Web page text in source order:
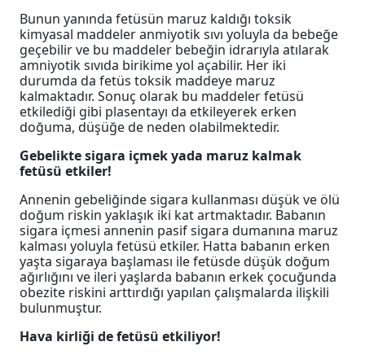
Bunun yanında fetüsün maruz kaldığı toksik
kimyasal maddeler anmiyotik sıvı yoluyla da bebeğe
geçebilir ve bu maddeler bebeğin idrarıyla atılarak
amniyotik sıvıda birikime yol açabilir. Her iki
durumda da fetüs toksik maddeye maruz
kalmaktadır. Sonuç olarak bu maddeler fetüsü
etkilediği gibi plasentayı da etkileyerek erken
doğuma, düşüğe de neden olabilmektedir.
Gebelikte sigara içmek yada maruz kalmak
fetüsü etkiler!
Annenin gebeliğinde sigara kullanması düşük ve ölü
doğum riskin yaklaşık iki kat artmaktadır. Babanın
sigara içmesi annenin pasif sigara dumanına maruz
kalması yoluyla fetüsü etkiler. Hatta babanın erken
yaşta sigaraya başlaması ile fetüsde düşük doğum
ağırlığını ve ileri yaşlarda babanın erkek çocuğunda
obezite riskini arttırdığı yapılan çalışmalarda ilişkili
bulunmuştur.
Hava kirliği de fetüsü etkiliyor!